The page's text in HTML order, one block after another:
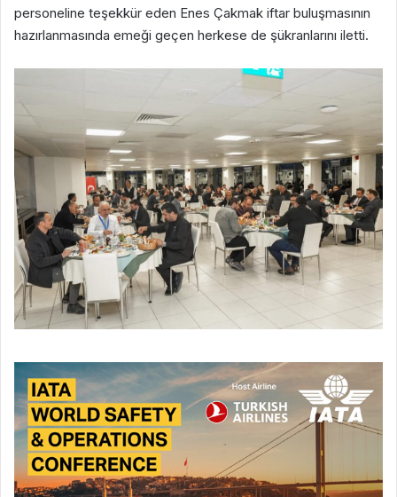
personeline teşekkür eden Enes Çakmak iftar buluşmasının
hazırlanmasında emeği geçen herkese de şükranlarını iletti.